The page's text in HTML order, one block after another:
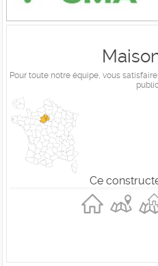
Pour toute notre équipe, vous
Ce